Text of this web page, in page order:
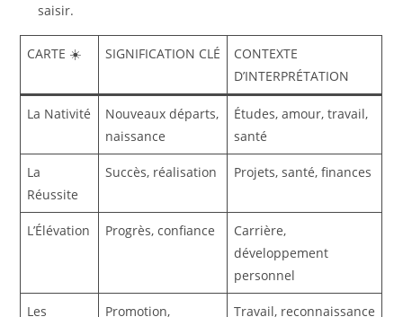
saisir.
CARTE ☀️ SIGNIFICATION CLÉ
CONTEXTE
D’INTERPRÉTATION
La Nativité
Nouveaux départs,
naissance
Études, amour, travail,
santé
La
Réussite
Succès, réalisation Projets, santé, finances
L’Élévation Progrès, confiance
Carrière,
développement
personnel
Les
Promotion,
Travail, reconnaissance